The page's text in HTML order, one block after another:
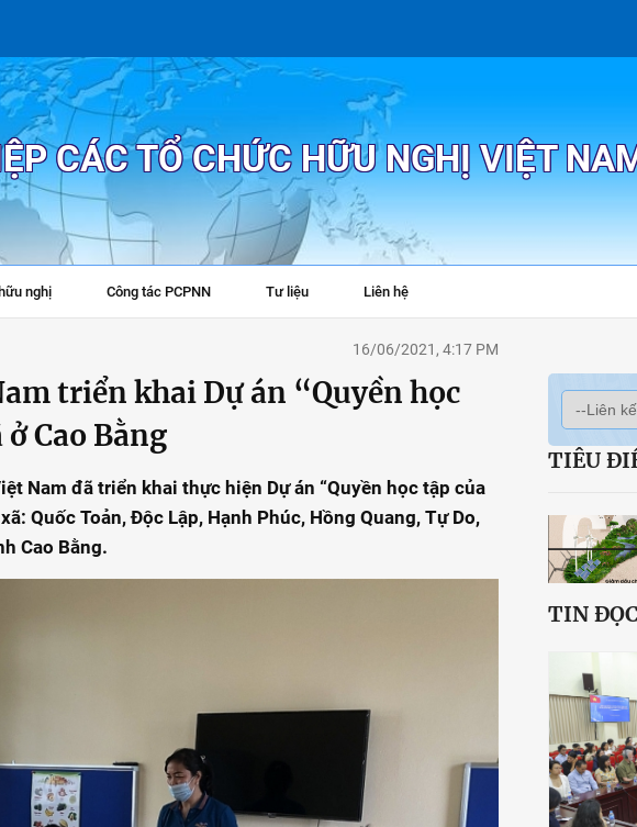
CÁC TỔ CHỨC HỮU NGHỊ VIỆT
nghị Công tác PCPNN Tư liệu Liên hệ
16/06/2021, 4:17 PM
triển khai Dự án “Quyền học
Cao Bằng
Nam đã triển khai thực hiện Dự án “Quyền học tập của
Quốc Toản, Độc Lập, Hạnh Phúc, Hồng Quang, Tự Do,
Cao Bằng.
TIÊU
TIN